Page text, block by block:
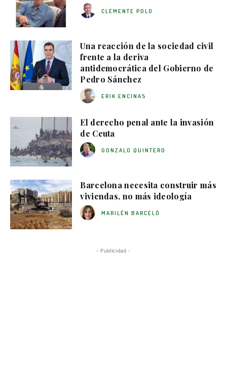
CLEMENTE POLO
Una reacción de la sociedad civil
frente a la deriva
antidemocrática del Gobierno de
Pedro Sánchez
ERIK ENCINAS
El derecho penal ante la invasión
de Ceuta
GONZALO QUINTERO
Barcelona necesita construir más
viviendas, no más ideología
MARILÉN BARCELÓ
- Publicidad -